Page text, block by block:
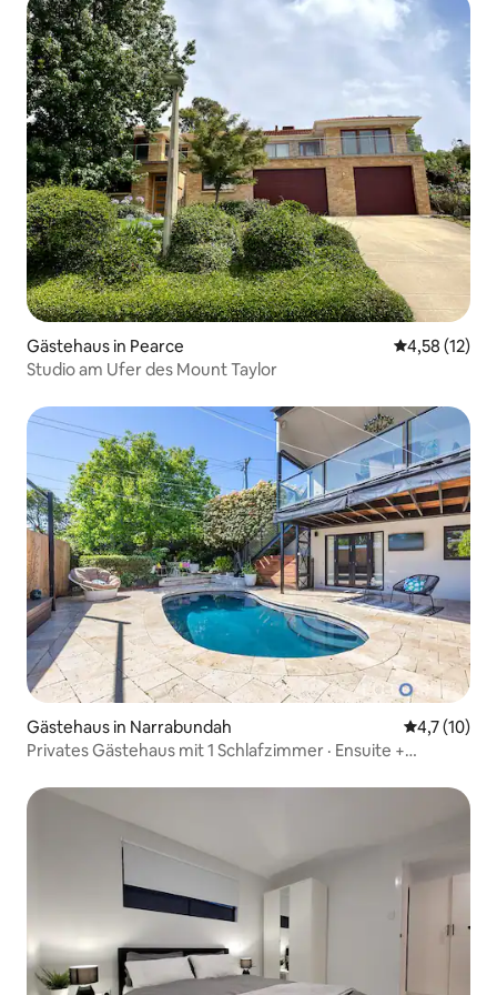
Gästehaus in Pearce
4,58 (12)
Studio am Ufer des Mount Taylor
Gästehaus in Narrabundah
4,7 (10)
Privates Gästehaus mit 1 Schlafzimmer · Ensuite +